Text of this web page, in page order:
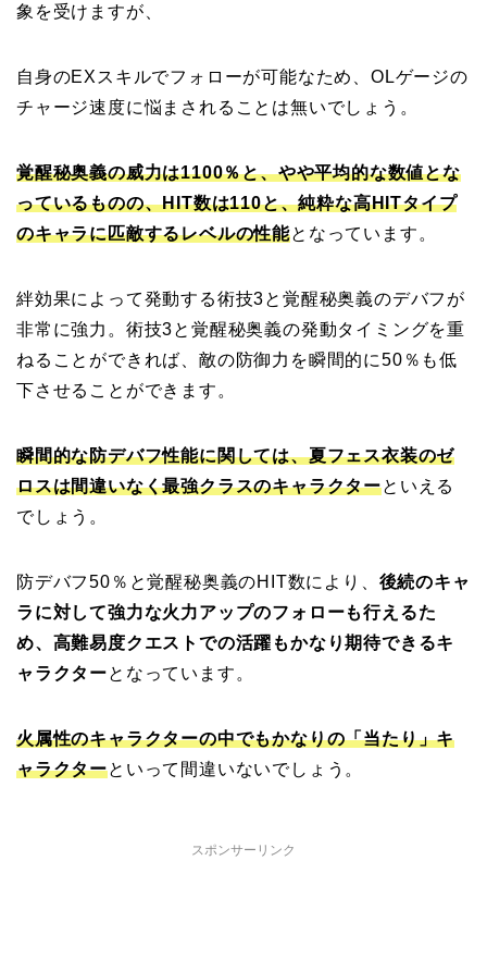
象を受けますが、
自身のEXスキルでフォローが可能なため、OLゲージの
チャージ速度に悩まされることは無いでしょう。
覚醒秘奥義の威力は1100％と、やや平均的な数値とな
っているものの、HIT数は110と、純粋な高HITタイプ
のキャラに匹敵するレベルの性能となっています。
絆効果によって発動する術技3と覚醒秘奥義のデバフが
非常に強力。術技3と覚醒秘奥義の発動タイミングを重
ねることができれば、敵の防御力を瞬間的に50％も低
下させることができます。
瞬間的な防デバフ性能に関しては、夏フェス衣装のゼ
ロスは間違いなく最強クラスのキャラクターといえる
でしょう。
防デバフ50％と覚醒秘奥義のHIT数により、 後続のキャ
ラに対して強力な火力アップのフォローも行えるた
め、高難易度クエストでの活躍もかなり期待できるキ
ャラクターとなっています。
火属性のキャラクターの中でもかなりの「当たり」キ
ャラクターといって間違いないでしょう。
スポンサーリンク